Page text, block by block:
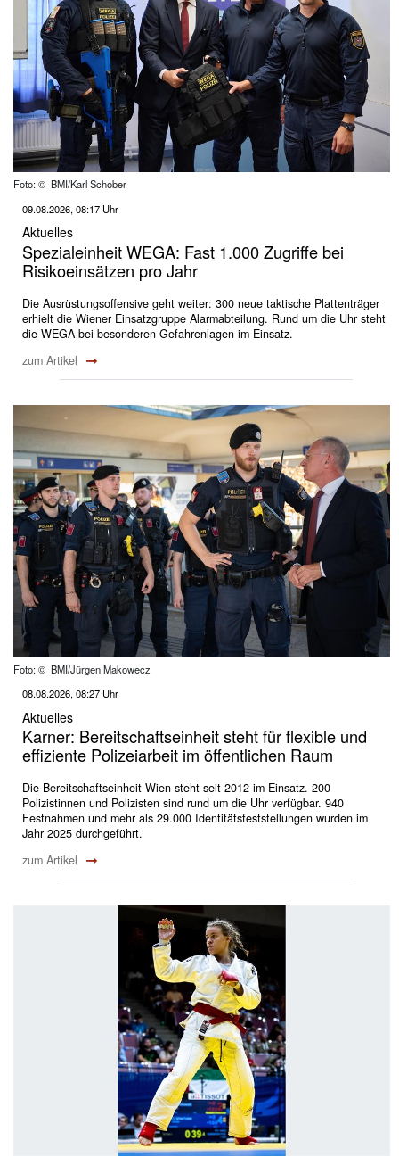
Foto: © BMI/Karl Schober
09.08.2026, 08:17 Uhr
Aktuelles
Spezialeinheit WEGA: Fast 1.000 Zugriffe bei
Risikoeinsätzen pro Jahr
Die Ausrüstungsoffensive geht weiter: 300 neue taktische Plattenträger
erhielt die Wiener Einsatzgruppe Alarmabteilung. Rund um die Uhr steht
die WEGA bei besonderen Gefahrenlagen im Einsatz.
zum Artikel
Foto: © BMI/Jürgen Makowecz
08.08.2026, 08:27 Uhr
Aktuelles
Karner: Bereitschaftseinheit steht für flexible und
effiziente Polizeiarbeit im öffentlichen Raum
Die Bereitschaftseinheit Wien steht seit 2012 im Einsatz. 200
Polizistinnen und Polizisten sind rund um die Uhr verfügbar. 940
Festnahmen und mehr als 29.000 Identitätsfeststellungen wurden im
Jahr 2025 durchgeführt.
zum Artikel